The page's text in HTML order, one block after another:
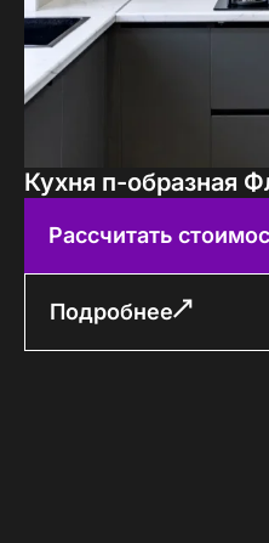
Кухня п-образная
Рассчитать
Подробнее